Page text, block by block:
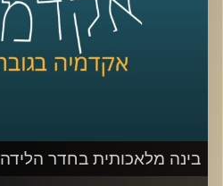
קרדיט תמונות:AudioVersity
בינה מלאכותית בחדר הלידה